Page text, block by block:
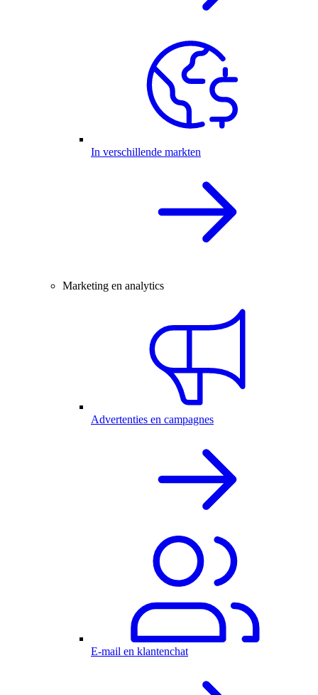
In verschillende markten
Marketing en analytics
Advertenties en campagnes
E-mail en klantenchat